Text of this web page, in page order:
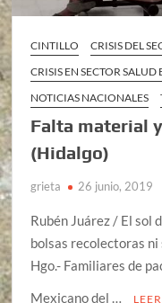
CINTILLO
CRISIS DEL
CRISIS EN SECTOR
NOTICIAS NACIONALES
Falta material
(Hidalgo)
grieta 26 junio, 2019
Rubén Juárez / El sol
bolsas recolectoras ni
Hgo.- Familiares de
Mexicano del …